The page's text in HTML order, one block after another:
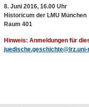
8. Juni 2016, 16.00 Uhr
Historicum der LMU München
Raum 401
Hinweis: Anmeldungen für